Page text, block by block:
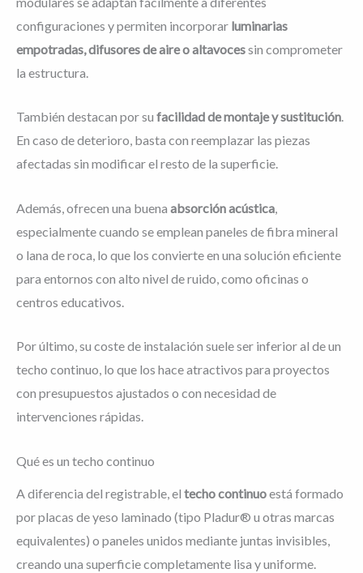
configuraciones y permiten incorporar luminarias
empotradas, difusores de aire o altavocessin comprometer
la estructura.
También destacan por su facilidad de montaje y sustitución.
En caso de deterioro, basta con reemplazar las piezas
afectadas sin modificar el resto de la superficie.
Además, ofrecen una buena absorción acústica
especialmente cuando se emplean paneles de fibra mineral
o lana de roca, lo que los convierte en una solución eficiente
para entornos con alto nivel de ruido, como oficinas o
centros educativos.
Por último, su coste de instalación suele ser inferior al de un
techo continuo, lo que los hace atractivos para proyectos
con presupuestos ajustados o con necesidad de
intervenciones rápidas.
Qué es un techo continuo
A diferencia del registrable, el techo continuoestá formado
por placas de yeso laminado (tipo Pladur® u otras marcas
equivalentes) o paneles unidos mediante juntas invisibles,
creando una superficie completamente lisa y uniforme.